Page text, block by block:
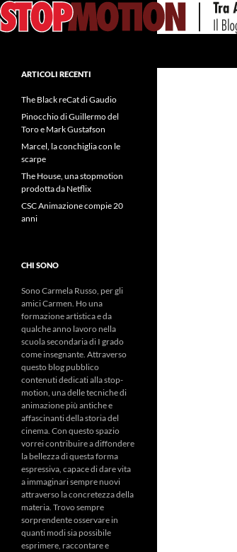
Vai
al
ARTICOLI RECENTI
The Black reCat di Gaudio
Pinocchio di Guillermo del
Toro e Mark Gustafson
Marcel, la conchiglia con le
scarpe
The House, una stopmotion
prodotta da Netflix
CSC Animazione compie 20
anni
CHI SONO
Sono Carmela Russo, per gli
amici Carmen. Ho una
formazione artistica e da
qualche anno lavoro nella
scuola secondaria di I grado
come insegnante. Attraverso
questo blog pubblico
contenuti dedicati alla stop-
motion, una delle tecniche di
animazione più antiche e
affascinanti della storia del
cinema. Con questo spazio
vorrei contribuire a diffondere
la bellezza di questa forma
espressiva, capace di dare vita
a immaginari sempre nuovi
attraverso la concretezza della
materia. Trovo sempre
sorprendente osservare in
quanti modi sia possibile
esprimere, raccontare e